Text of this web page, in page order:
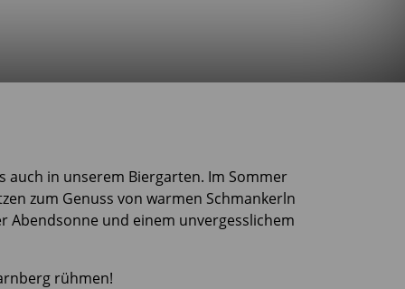
auch in unserem Biergarten. Im Sommer
zum Genuss von warmen Schmankerln
Abendsonne und einem unvergesslichem
rühmen!